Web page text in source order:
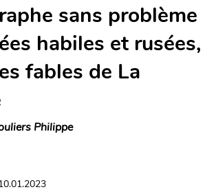
sans problème
habiles et rusées,
fables de La
Philippe